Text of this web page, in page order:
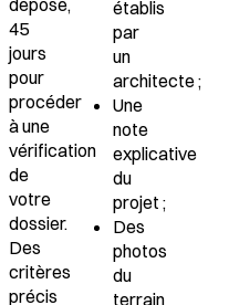
45
jours
pour
procéder
à une
vérification
de
votre
dossier.
Des
critères
précis
établis
par
un
architecte ;
Une
note
explicative
du
projet ;
Des
photos
du
terrain